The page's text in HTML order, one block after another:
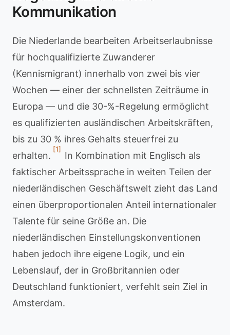
Kommunikation
Die Niederlande bearbeiten Arbeitserlaubnisse
für hochqualifizierte Zuwanderer
(Kennismigrant) innerhalb von zwei bis vier
Wochen — einer der schnellsten Zeiträume in
Europa — und die 30-%-Regelung ermöglicht
es qualifizierten ausländischen Arbeitskräften,
bis zu 30 % ihres Gehalts steuerfrei zu
erhalten.
[1]
In Kombination mit Englisch als
faktischer Arbeitssprache in weiten Teilen der
niederländischen Geschäftswelt zieht das Land
einen überproportionalen Anteil internationaler
Talente für seine Größe an. Die
niederländischen Einstellungskonventionen
haben jedoch ihre eigene Logik, und ein
Lebenslauf, der in Großbritannien oder
Deutschland funktioniert, verfehlt sein Ziel in
Amsterdam.